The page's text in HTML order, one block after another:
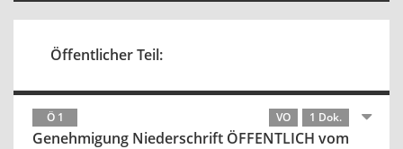
Öffentlicher Teil:
Ö 1 VO 1 Dok.
Genehmigung Niederschrift ÖFFENTLICH vom